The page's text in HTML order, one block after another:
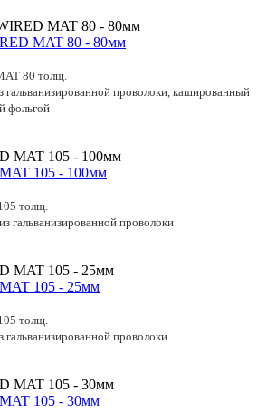
MAT 80 - 80мм
80 толщ.
гальванизированной проволоки, кашированный
фольгой
105 - 100мм
толщ.
гальванизированной проволоки
105 - 25мм
толщ.
проволоки
105 - 30мм